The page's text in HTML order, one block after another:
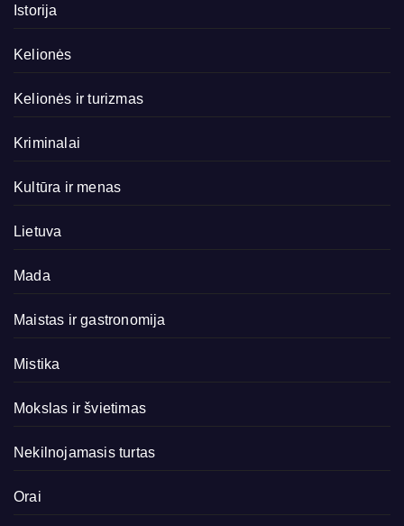
Istorija
Kelionės
Kelionės ir turizmas
Kriminalai
Kultūra ir menas
Lietuva
Mada
Maistas ir gastronomija
Mistika
Mokslas ir švietimas
Nekilnojamasis turtas
Orai